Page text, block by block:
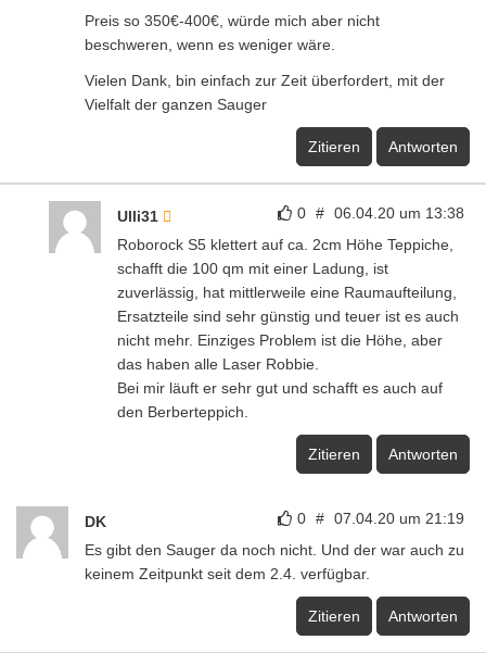
Preis so 350€-400€, würde mich aber nicht
beschweren, wenn es weniger wäre.
Vielen Dank, bin einfach zur Zeit überfordert, mit der
Vielfalt der ganzen Sauger
Zitieren Antworten
0 # 06.04.20 um 13:38
Ulli31
Roborock S5 klettert auf ca. 2cm Höhe Teppiche,
schafft die 100 qm mit einer Ladung, ist
zuverlässig, hat mittlerweile eine Raumaufteilung,
Ersatzteile sind sehr günstig und teuer ist es auch
nicht mehr. Einziges Problem ist die Höhe, aber
das haben alle Laser Robbie.
Bei mir läuft er sehr gut und schafft es auch auf
den Berberteppich.
Zitieren Antworten
0 # 07.04.20 um 21:19
DK
Es gibt den Sauger da noch nicht. Und der war auch zu
keinem Zeitpunkt seit dem 2.4. verfügbar.
Zitieren Antworten